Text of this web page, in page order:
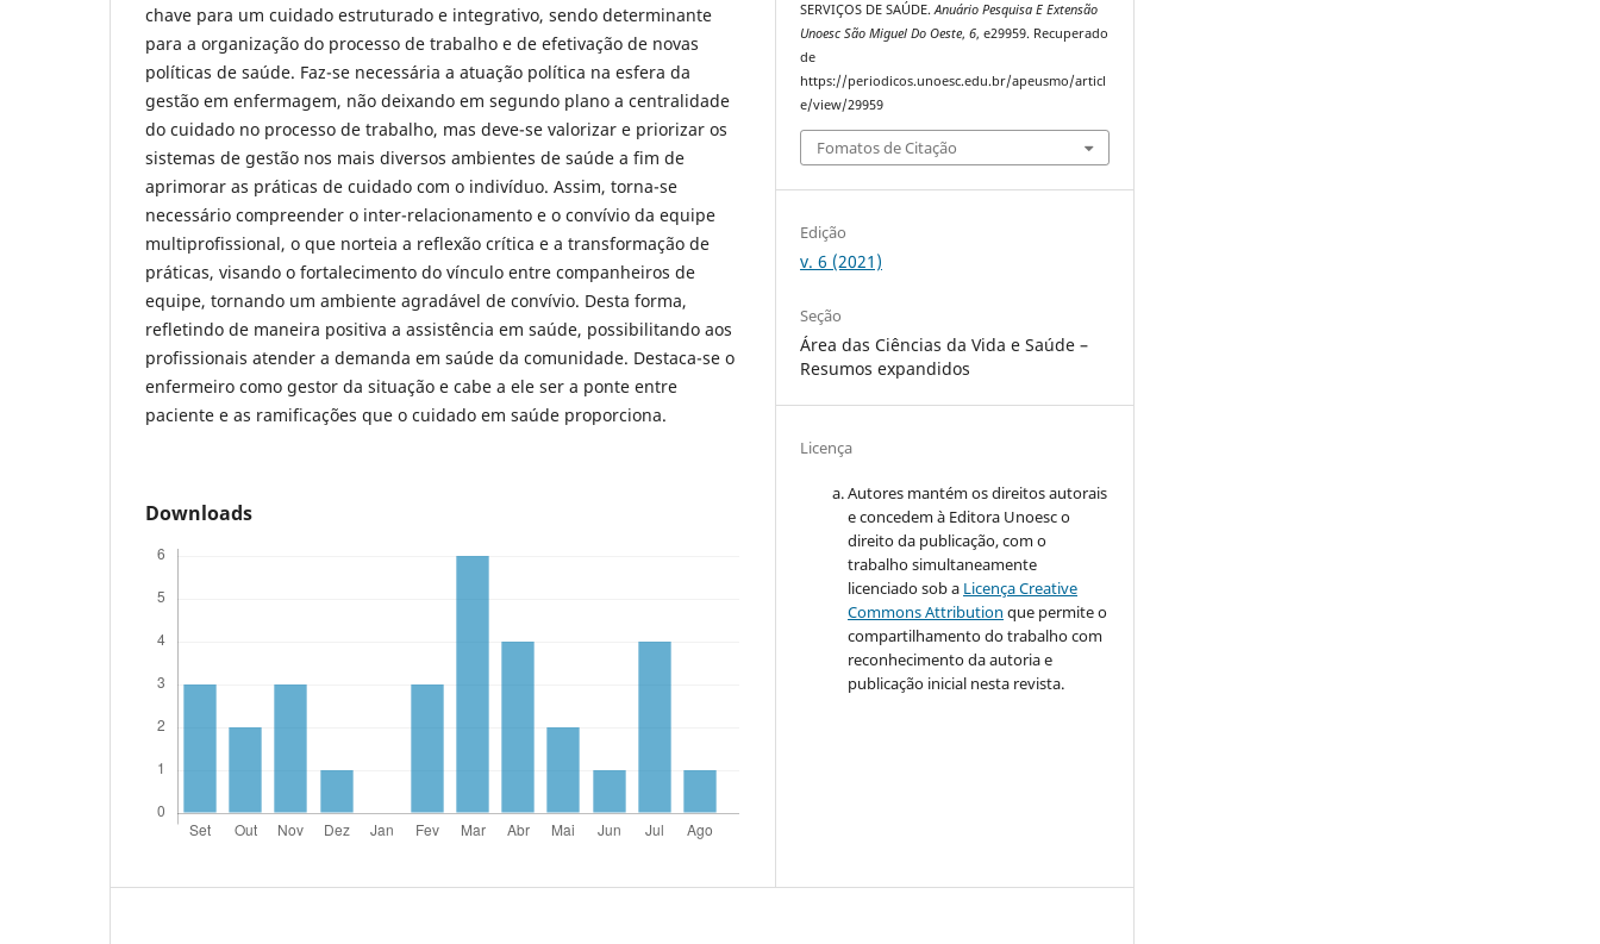
chave para um cuidado estruturado e integrativo, sendo determinante
para a organização do processo de trabalho e de efetivação de novas
políticas de saúde. Faz-se necessária a atuação política na esfera da
gestão em enfermagem, não deixando em segundo plano a centralidade
do cuidado no processo de trabalho, mas deve-se valorizar e priorizar os
sistemas de gestão nos mais diversos ambientes de saúde a fim de
aprimorar as práticas de cuidado com o indivíduo. Assim, torna-se
necessário compreender o inter-relacionamento e o convívio da equipe
multiprofissional, o que norteia a reflexão crítica e a transformação de
práticas, visando o fortalecimento do vínculo entre companheiros de
equipe, tornando um ambiente agradável de convívio. Desta forma,
refletindo de maneira positiva a assistência em saúde, possibilitando aos
profissionais atender a demanda em saúde da comunidade. Destaca-se o
enfermeiro como gestor da situação e cabe a ele ser a ponte entre
paciente e as ramificações que o cuidado em saúde proporciona.
Downloads
SERVIÇOS DE SAÚDE.Anuário Pesquisa E Extensão
Unoesc São Miguel Do Oeste,6, e29959. Recuperado
de
https://periodicos.unoesc.edu.br/apeusmo/articl
e/view/29959
Fomatos de Citação
Edição
v. 6 (2021)
Seção
Área das Ciências da Vida e Saúde –
Resumos expandidos
Licença
Autores mantém os direitos autorais
e concedem à Editora Unoesc o
direito da publicação, com o
trabalho simultaneamente
licenciado sob a Licença Creative
Commons Attribution que permite o
compartilhamento do trabalho com
reconhecimento da autoria e
publicação inicial nesta revista.